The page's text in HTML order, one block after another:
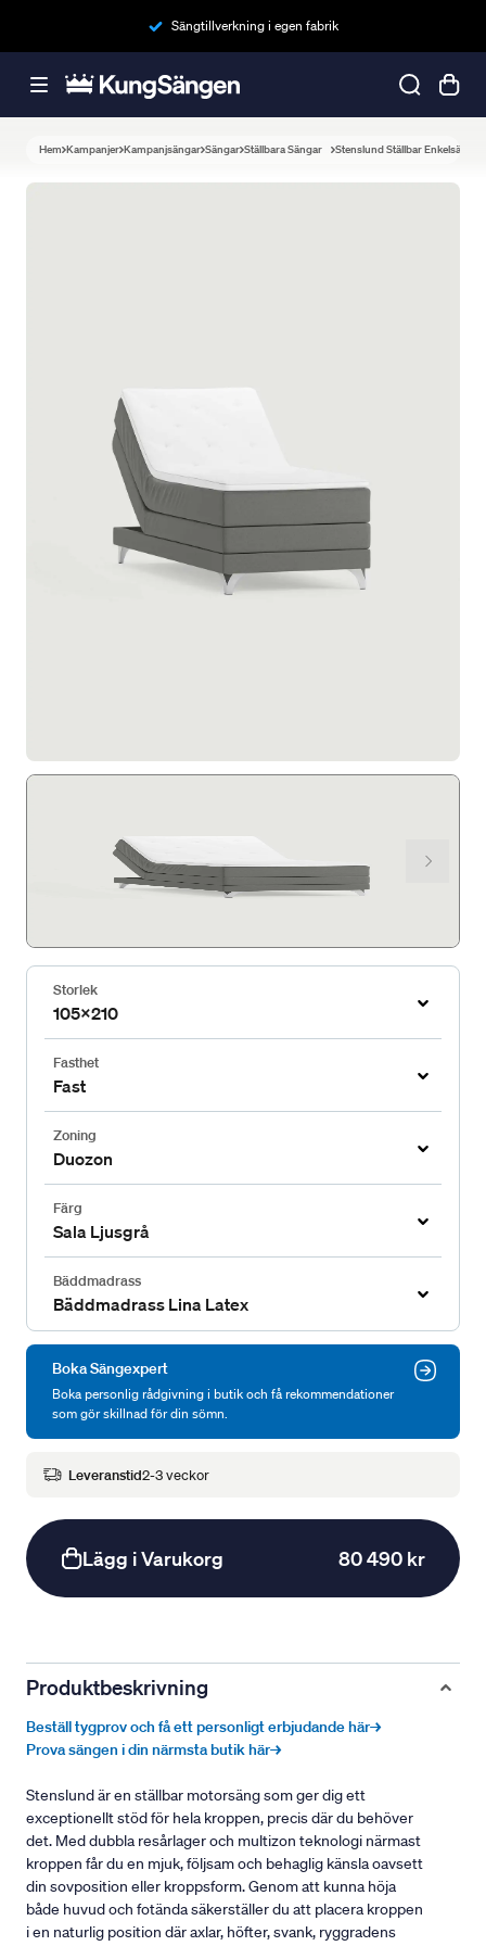
Sängtillverkning i egen fabrik
Hem Kampanjer Kampanjsängar Sängar Ställbara Sängar Stenslund Ställbar Enkelsäng
Storlek
105x210
Fasthet
Fast
Zoning
Duozon
Färg
Sala Ljusgrå
Bäddmadrass
Bäddmadrass Lina Latex
Boka Sängexpert
Boka personlig rådgivning i butik och få rekommendationer
som gör skillnad för din sömn.
Leveranstid2-3 veckor
Lägg i Varukorg 80 490 kr
Produktbeskrivning
Beställ tygprov och få ett personligt erbjudande här→
Prova sängen i din närmsta butik här→
Stenslund är en ställbar motorsäng som ger dig ett
exceptionellt stöd för hela kroppen, precis där du behöver
det. Med dubbla resårlager och multizon teknologi närmast
kroppen får du en mjuk, följsam och behaglig känsla oavsett
din sovposition eller kroppsform. Genom att kunna höja
både huvud och fotända säkerställer du att placera kroppen
i en naturlig position där axlar, höfter, svank, ryggradens